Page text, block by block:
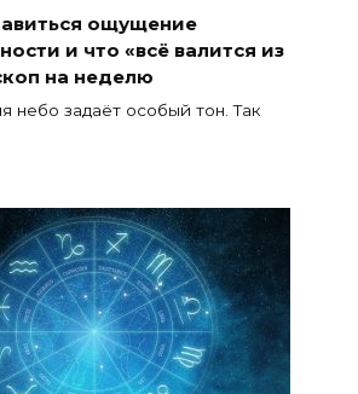
ощущение
и что «всё валится из
на неделю
небо задаёт особый тон. Так